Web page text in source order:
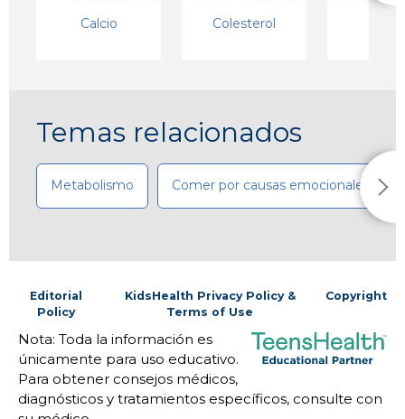
Calcio Colesterol
Temas relacionados
Metabolismo Comer por causas emocionales
Editorial
Policy
KidsHealth Privacy Policy &
Terms of Use
Copyright
Nota: Toda la información es
únicamente para uso educativo.
Para obtener consejos médicos,
diagnósticos y tratamientos específicos, consulte con